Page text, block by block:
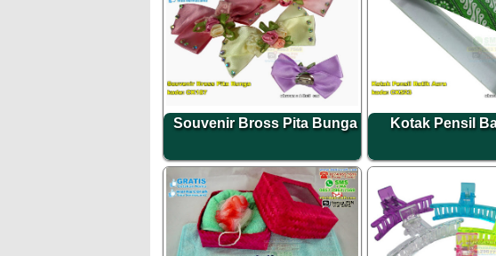
Souvenir Bross Pita Bunga Kotak Pensil